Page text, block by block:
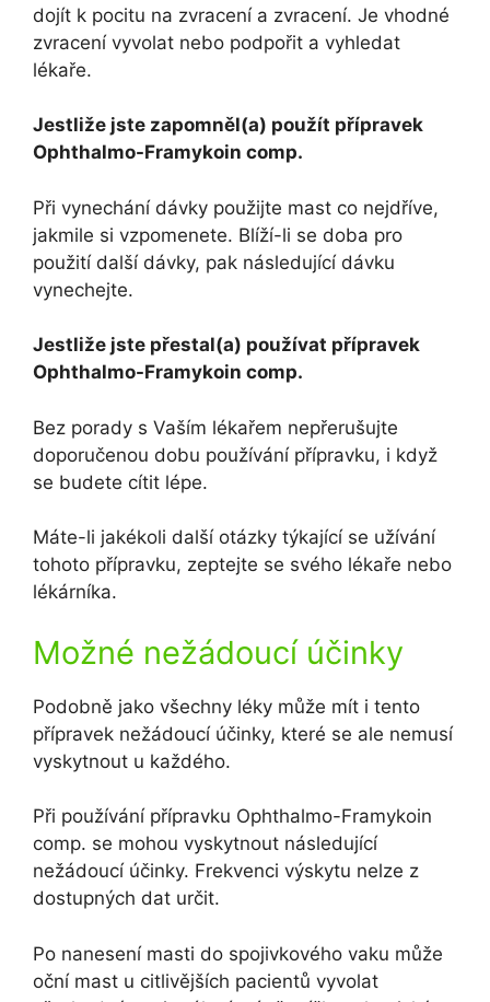
dojít k pocitu na zvracení a zvracení. Je vhodné
zvracení vyvolat nebo podpořit a vyhledat
lékaře.
Jestliže jste zapomněl(a) použít přípravek
Ophthalmo-Framykoin comp.
Při vynechání dávky použijte mast co nejdříve,
jakmile si vzpomenete. Blíží-li se doba pro
použití další dávky, pak následující dávku
vynechejte.
Jestliže jste přestal(a) používat přípravek
Ophthalmo-Framykoin comp.
Bez porady s Vaším lékařem nepřerušujte
doporučenou dobu používání přípravku, i když
se budete cítit lépe.
Máte-li jakékoli další otázky týkající se užívání
tohoto přípravku, zeptejte se svého lékaře nebo
lékárníka.
Možné nežádoucí účinky
Podobně jako všechny léky může mít i tento
přípravek nežádoucí účinky, které se ale nemusí
vyskytnout u každého.
Při používání přípravku Ophthalmo-Framykoin
comp. se mohou vyskytnout následující
nežádoucí účinky. Frekvenci výskytu nelze z
dostupných dat určit.
Po nanesení masti do spojivkového vaku může
oční mast u citlivějších pacientů vyvolat